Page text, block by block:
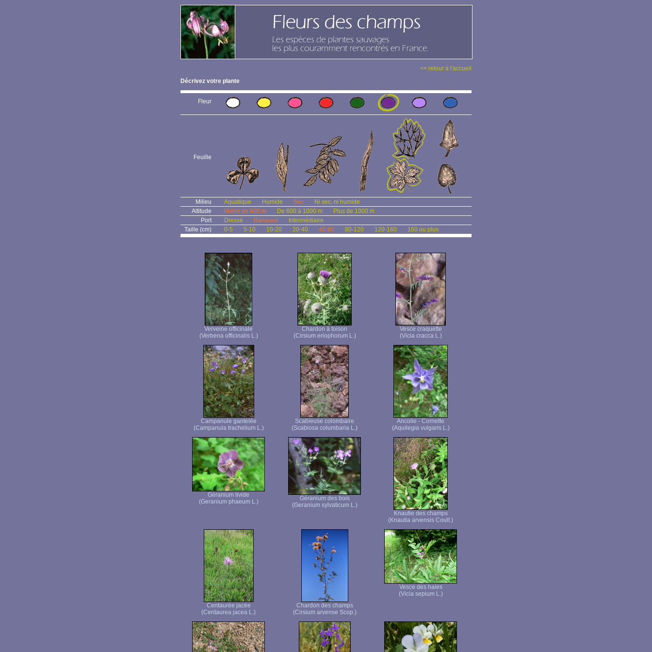
<< retour à l'accueil
Décrivez votre plante
Fleur
Feuille
Milieu Aquatique Humide Sec
Ni sec, ni humide
Altitude
Moins de 600 m De 600 à 1000 m
Plus de 1000 m
Port
Dressé Rampant
Intermédiaire
Taille (cm)
0-5 5-10 10-20 20-40 40-80 80-120 120-160 160 ou plus
Verveine officinale
(Verbena officinalis L.)
Chardon à toison
(Cirsium eriophorum L.)
Vesce craquette
(Vicia cracca L.)
Campanule gantelée
(Campanula trachelium L.)
Scabieuse colombaire
(Scabiosa columbaria L.)
Ancolie - Cornette
(Aquilegia vulgaris L.)
Géranium livide
(Geranium phaeum L.)
Géranium des bois
(Geranium sylvaticum L.)
Knautie des champs
(Knautia arvensis Coult.)
Centaurée jacée
(Centaurea jacea L.)
Chardon des champs
(Cirsium arvense Scop.)
Vesce des haies
(Vicia sepium L.)